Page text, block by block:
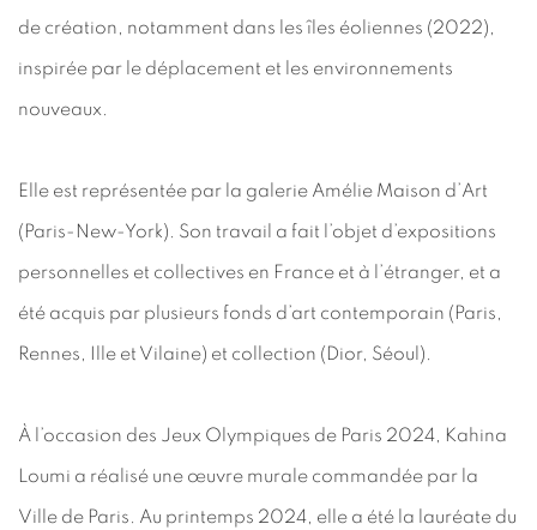
de création, notamment dans les îles éoliennes (2022),
inspirée par le déplacement et les environnements
nouveaux.
Elle est représentée par la galerie Amélie Maison d’Art
(Paris-New-York). Son travail a fait l’objet d’expositions
personnelles et collectives en France et à l’étranger, et a
été acquis par plusieurs fonds d’art contemporain (Paris,
Rennes, Ille et Vilaine) et collection (Dior, Séoul).
À l’occasion des Jeux Olympiques de Paris 2024, Kahina
Loumi a réalisé une œuvre murale commandée par la
Ville de Paris. Au printemps 2024, elle a été la lauréate du